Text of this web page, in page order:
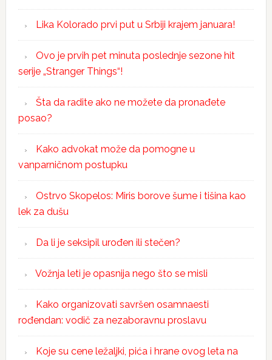
Lika Kolorado prvi put u Srbiji krajem januara!
Ovo je prvih pet minuta poslednje sezone hit
serije „Stranger Things“!
Šta da radite ako ne možete da pronađete
posao?
Kako advokat može da pomogne u
vanparničnom postupku
Ostrvo Skopelos: Miris borove šume i tišina kao
lek za dušu
Da li je seksipil urođen ili stečen?
Vožnja leti je opasnija nego što se misli
Kako organizovati savršen osamnaesti
rođendan: vodič za nezaboravnu proslavu
Koje su cene ležaljki, pića i hrane ovog leta na